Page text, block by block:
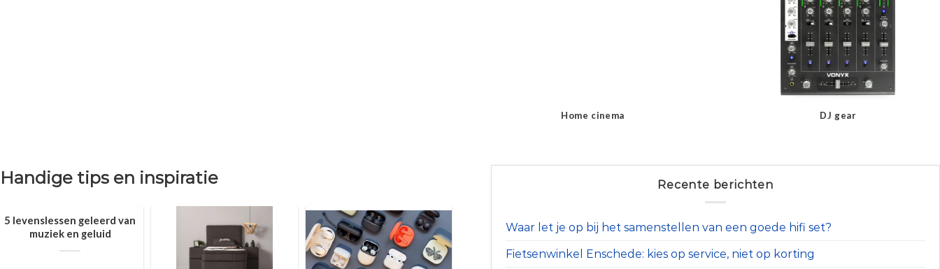
Home cinema DJ gear
Handige tips en inspiratie
5 levenslessen geleerd van
muziek en geluid
Recente berichten
Waar let je op bij het samenstellen van een goede hifi set?
Fietsenwinkel Enschede: kies op service, niet op korting